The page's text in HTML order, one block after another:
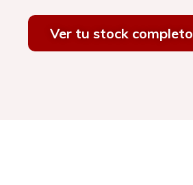
Ver tu stock completo